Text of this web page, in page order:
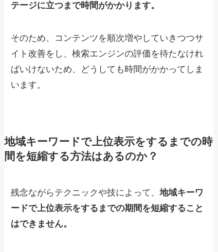
テージに立つまで時間がかかります。
そのため、コンテンツを順次増やしていきつつサ
イト改善をし、検索エンジンの評価を待たなけれ
ばいけないため、どうしても時間がかかってしま
います。
地域キーワードで上位表示をするまでの時
間を短縮する方法はあるのか？
残念ながらテクニックや技によって、地域キーワ
ードで上位表示をするまでの期間を短縮すること
はできません。